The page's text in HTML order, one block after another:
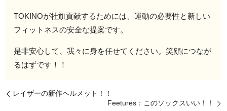
TOKINOが社旗貢献するためには、運動の必要性と新しい
フィットネスの安全な提案です。
是非安心して、我々に身を任せてください。笑顔につなが
るはずです！！
レイザーの新作ヘルメット！！
Feetures：このソックスいい！！